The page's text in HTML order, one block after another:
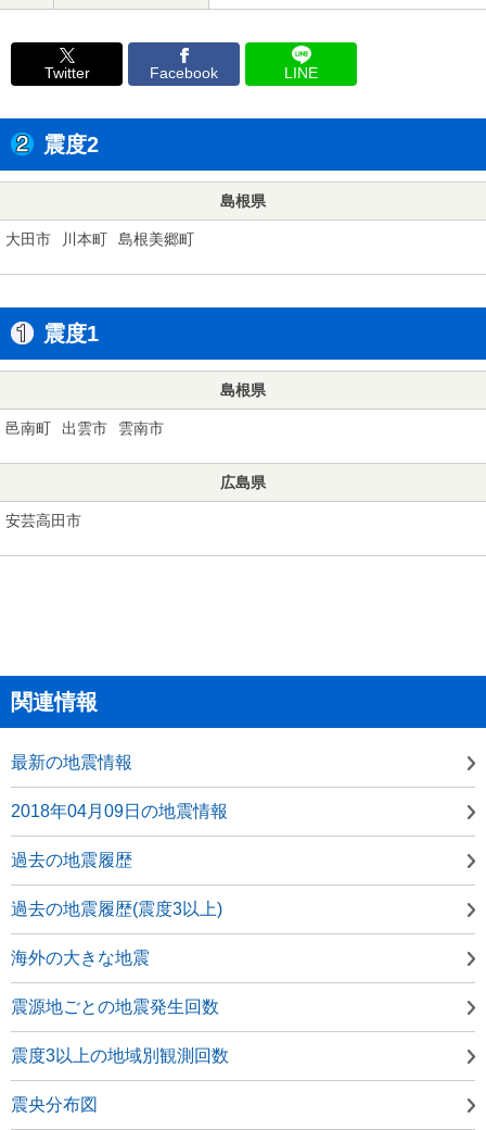
Twitter Facebook LINE
震度2
島根県
大田市 川本町 島根美郷町
震度1
島根県
邑南町 出雲市 雲南市
広島県
安芸高田市
関連情報
最新の地震情報
2018年04月09日の地震情報
過去の地震履歴
過去の地震履歴(震度3以上)
海外の大きな地震
震源地ごとの地震発生回数
震度3以上の地域別観測回数
震央分布図